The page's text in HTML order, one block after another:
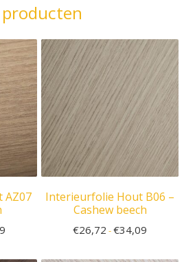
AZ07
Interieurfolie Hout B06 –
Cashew beech
€26,72 -€34,09